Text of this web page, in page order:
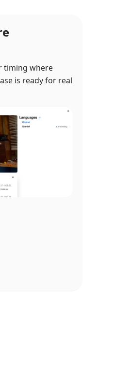
timing where
is ready for real